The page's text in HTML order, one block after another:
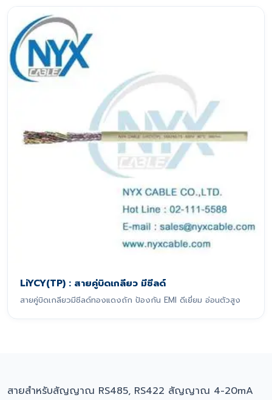
LiYCY(TP) : สายคู่บิดเกลียว มีชีลด์
สายคู่บิดเกลียวมีชีลด์ทองแดงถัก ป้องกัน EMI ดีเยี่ยม อ่อนตัวสูง
สายสำหรับสัญญาณ RS485, RS422 สัญญาณ 4-20mA